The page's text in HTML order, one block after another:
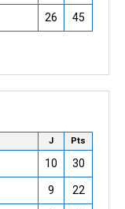
26 45
J Pts
10 30
9 22